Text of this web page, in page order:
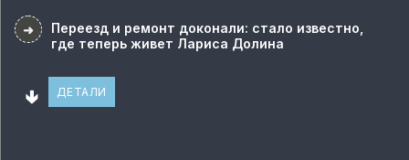
➜
Переезд и ремонт доконали: стало известно,
где теперь живет Лариса Долина
🢃 ДЕТАЛИ